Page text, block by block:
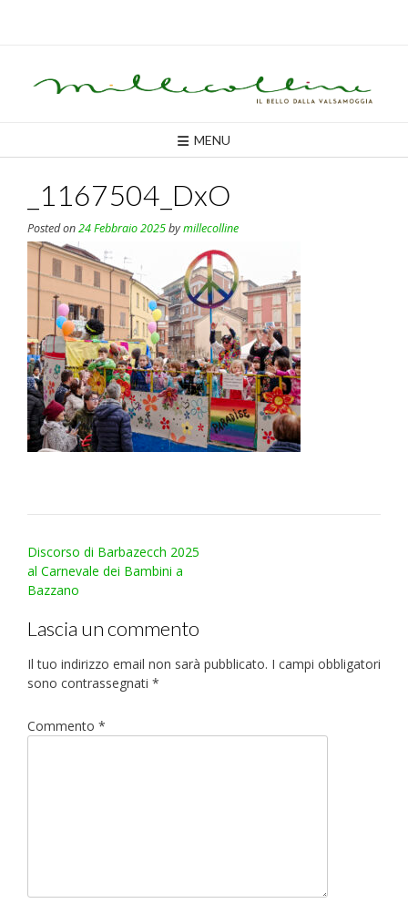
MENU
_1167504_DxO
Posted on24 Febbraio 2025bymillecolline
Post
navigation
Discorso di Barbazecch 2025
al Carnevale dei Bambini a
Bazzano
Lascia un commento
Il tuo indirizzo email non sarà pubblicato. I campi obbligatori
sono contrassegnati *
Commento *